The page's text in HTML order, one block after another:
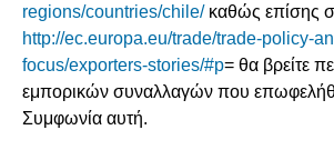
regions/countries/chile/καθώς επίσης
http://ec.europa.eu/trade/trade-policy-
focus/exporters-stories/#p= θα βρείτε
εμπορικών συναλλαγών που
Συμφωνία αυτή.